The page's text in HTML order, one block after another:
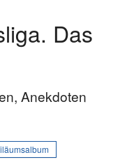
Das
Anekdoten